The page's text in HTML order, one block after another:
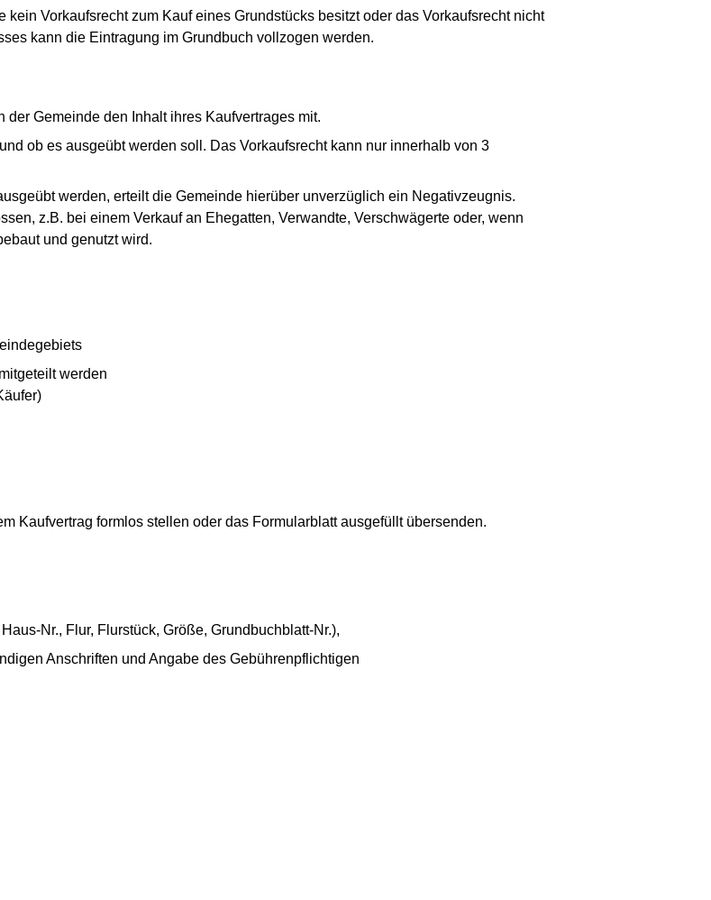
Vorkaufsrecht zum Kauf eines Grundstücks besitzt oder das Vorkaufsrecht nicht
kann die Eintragung im Grundbuch vollzogen werden.
Gemeinde den Inhalt ihres Kaufvertrages mit.
ob es ausgeübt werden soll. Das Vorkaufsrecht kann nur innerhalb von 3
werden, erteilt die Gemeinde hierüber unverzüglich ein Negativzeugnis.
z.B. bei einem Verkauf an Ehegatten, Verwandte, Verschwägerte oder, wenn
und genutzt wird.
werden
Kaufvertrag formlos stellen oder das Formularblatt ausgefüllt übersenden.
Nr., Flur, Flurstück, Größe, Grundbuchblatt-Nr.),
Anschriften und Angabe des Gebührenpflichtigen